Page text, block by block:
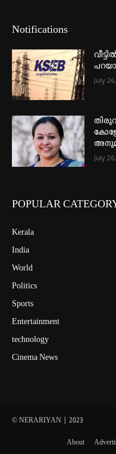
Notifications
July
July
POPULAR
Kerala
India
World
Politics
Sports
Entertainment
technology
Cinema News
© NERARIYAN | 2023
About